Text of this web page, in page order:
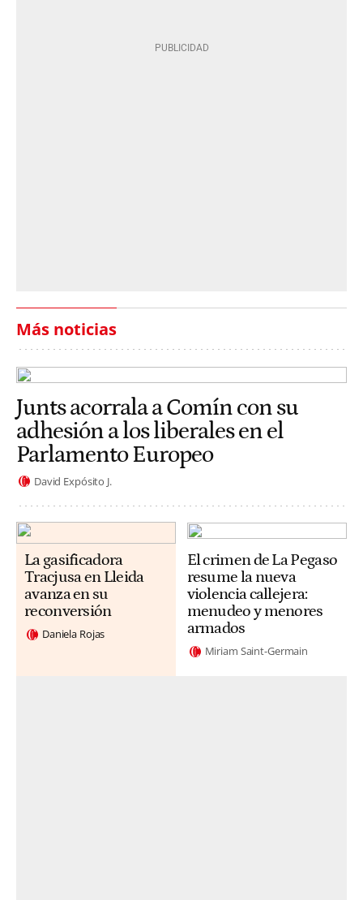
Más noticias
Junts acorrala a Comín con su
adhesión a los liberales en el
Parlamento Europeo
David Expósito J.
La gasificadora
Tracjusa en Lleida
avanza en su
reconversión
Daniela Rojas
El crimen de La Pegaso
resume la nueva
violencia callejera:
menudeo y menores
armados
Miriam Saint-Germain